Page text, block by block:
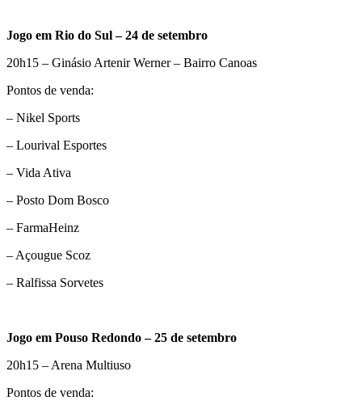
Jogo em Rio do Sul – 24 de setembro
20h15 – Ginásio Artenir Werner – Bairro Canoas
Pontos de venda:
– Nikel Sports
– Lourival Esportes
– Vida Ativa
– Posto Dom Bosco
– FarmaHeinz
– Açougue Scoz
– Ralfissa Sorvetes
Jogo em Pouso Redondo – 25 de setembro
20h15 – Arena Multiuso
Pontos de venda: